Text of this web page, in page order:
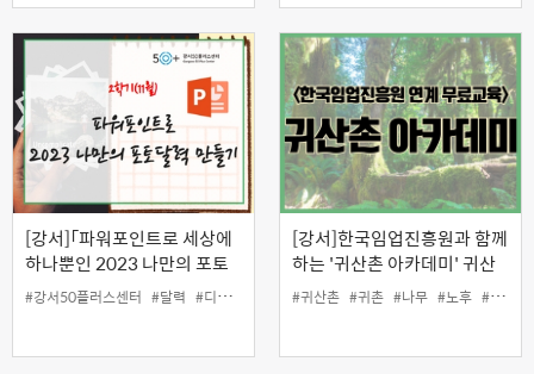
[강서]「파워포인트로 세상에
하나뿐인 2023 나만의 포토
달력 만들기」
#강서50플러스센터 #달력 #디지털 #일활동지원 #정보화 #취미 #컴퓨터 #파워
[강서]한국임업진흥원과 함께
하는 '귀산촌 아카데미' 귀산
촌의 과정과 이해 (평일 주간
반)
#귀산촌 #귀촌 #나무 #노후 #당사자지원